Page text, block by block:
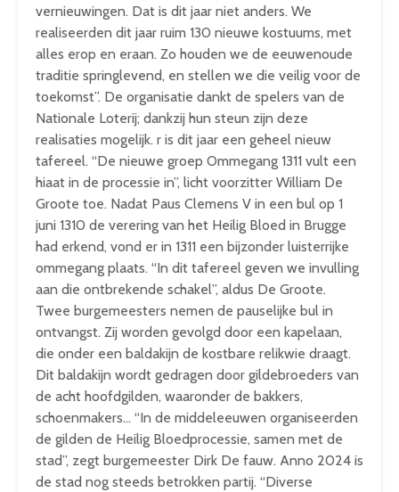
vernieuwingen. Dat is dit jaar niet anders. We
realiseerden dit jaar ruim 130 nieuwe kostuums, met
alles erop en eraan. Zo houden we de eeuwenoude
traditie springlevend, en stellen we die veilig voor de
toekomst”. De organisatie dankt de spelers van de
Nationale Loterij; dankzij hun steun zijn deze
realisaties mogelijk. r is dit jaar een geheel nieuw
tafereel. “De nieuwe groep Ommegang 1311 vult een
hiaat in de processie in”, licht voorzitter William De
Groote toe. Nadat Paus Clemens V in een bul op 1
juni 1310 de verering van het Heilig Bloed in Brugge
had erkend, vond er in 1311 een bijzonder luisterrijke
ommegang plaats. “In dit tafereel geven we invulling
aan die ontbrekende schakel”, aldus De Groote.
Twee burgemeesters nemen de pauselijke bul in
ontvangst. Zij worden gevolgd door een kapelaan,
die onder een baldakijn de kostbare relikwie draagt.
Dit baldakijn wordt gedragen door gildebroeders van
de acht hoofdgilden, waaronder de bakkers,
schoenmakers… “In de middeleeuwen organiseerden
de gilden de Heilig Bloedprocessie, samen met de
stad”, zegt burgemeester Dirk De fauw. Anno 2024 is
de stad nog steeds betrokken partij. “Diverse